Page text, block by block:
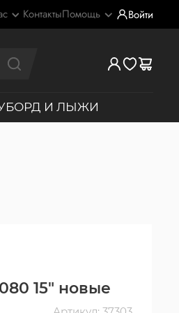
КонтактыПомощь Войти
И ЛЫЖИ
15" новые